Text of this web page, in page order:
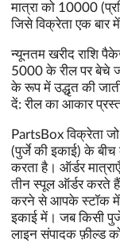
मात्रा को 10000
जिसे विक्रेता एक बार
न्यूनतम खरीद राशि
5000 के रील पर बेचे
के रूप में उद्धृत की
दें: रील का आकार
PartsBox विक्रेता
(पुर्जे की इकाई) के
करता है। ऑर्डर
तीन स्पूल ऑर्डर करते
करने से आपके स्टॉक में
इकाई में। जब किसी
लाइन संपादक फ़ील्ड